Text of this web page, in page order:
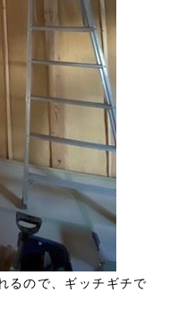
るので、ギッチギチで